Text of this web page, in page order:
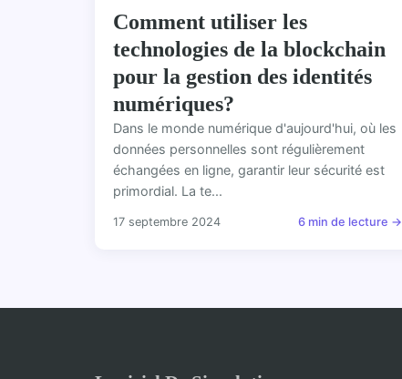
Comment utiliser les
technologies de la blockchain
pour la gestion des identités
numériques?
Dans le monde numérique d'aujourd'hui, où les
données personnelles sont régulièrement
échangées en ligne, garantir leur sécurité est
primordial. La te...
17 septembre 2024 6 min de lecture →